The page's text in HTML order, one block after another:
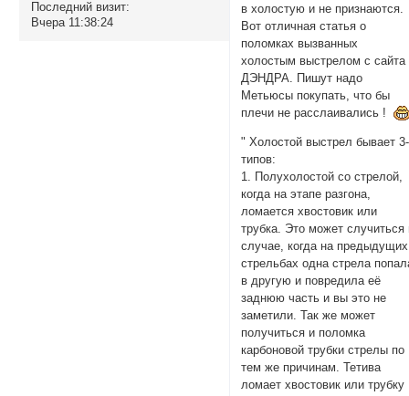
Последний визит:
Вчера 11:38:24
в холостую и не признаются.
Вот отличная статья о
поломках вызванных
холостым выстрелом с сайта
ДЭНДРА. Пишут надо
Метьюсы покупать, что бы
плечи не расслаивались !
" Холостой выстрел бывает
типов:
1. Полухолостой со стрелой,
когда на этапе разгона,
ломается хвостовик или
трубка. Это может случиться
случае, когда на предыдущих
стрельбах одна стрела
в другую и повредила её
заднюю часть и вы это не
заметили. Так же может
получиться и поломка
карбоновой трубки стрелы по
тем же причинам. Тетива
ломает хвостовик или трубку